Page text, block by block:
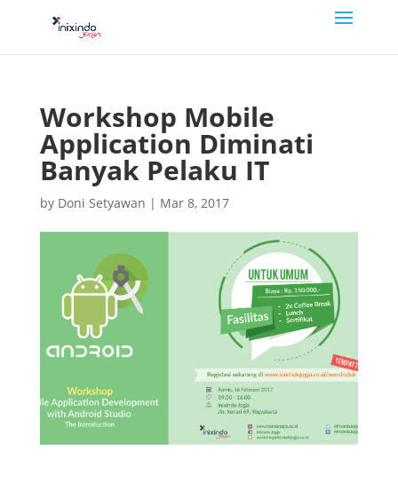
Workshop Mobile
Application Diminati
Banyak Pelaku IT
by Doni Setyawan | Mar 8, 2017